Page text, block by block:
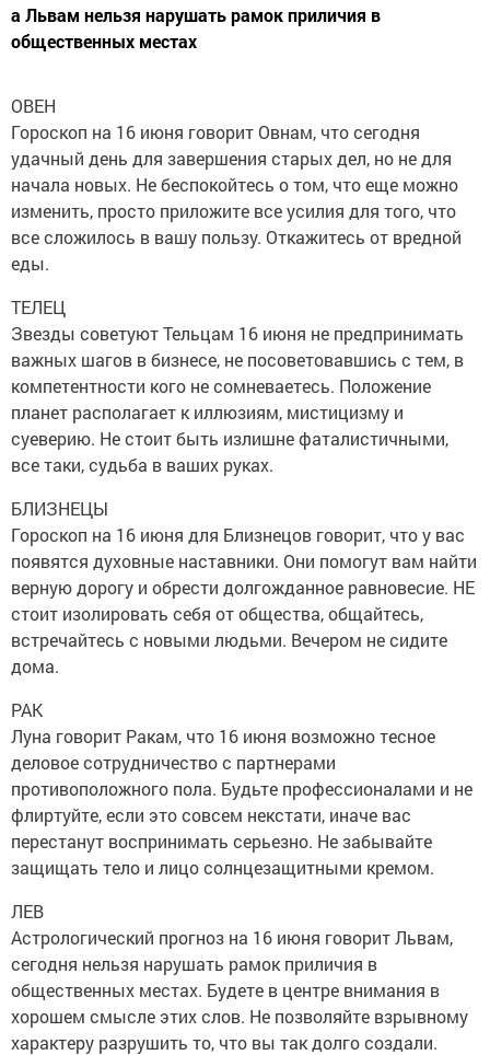
а Львам нельзя нарушать рамок приличия в
общественных местах
ОВЕН
Гороскоп на 16 июня говорит Овнам, что сегодня
удачный день для завершения старых дел, но не для
начала новых. Не беспокойтесь о том, что еще можно
изменить, просто приложите все усилия для того, что
все сложилось в вашу пользу. Откажитесь от вредной
еды.
ТЕЛЕЦ
Звезды советуют Тельцам 16 июня не предпринимать
важных шагов в бизнесе, не посоветовавшись с тем, в
компетентности кого не сомневаетесь. Положение
планет располагает к иллюзиям, мистицизму и
суеверию. Не стоит быть излишне фаталистичными,
все таки, судьба в ваших руках.
БЛИЗНЕЦЫ
Гороскоп на 16 июня для Близнецов говорит, что у вас
появятся духовные наставники. Они помогут вам найти
верную дорогу и обрести долгожданное равновесие. НЕ
стоит изолировать себя от общества, общайтесь,
встречайтесь с новыми людьми. Вечером не сидите
дома.
РАК
Луна говорит Ракам, что 16 июня возможно тесное
деловое сотрудничество с партнерами
противоположного пола. Будьте профессионалами и не
флиртуйте, если это совсем некстати, иначе вас
перестанут воспринимать серьезно. Не забывайте
защищать тело и лицо солнцезащитными кремом.
ЛЕВ
Астрологический прогноз на 16 июня говорит Львам,
сегодня нельзя нарушать рамок приличия в
общественных местах. Будете в центре внимания в
хорошем смысле этих слов. Не позволяйте взрывному
характеру разрушить то, что вы так долго создали.